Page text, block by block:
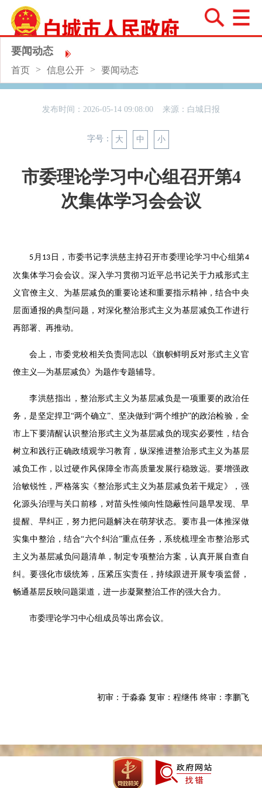
要闻动态
首页 > 信息公开 > 要闻动态
发布时间：2026-05-14 09:08:00 来源： 白城日报
字号： 大 中 小
市委理论学习中心组召开第4
次集体学习会会议
5 月 13 日，市委书记李洪慈主持召开市委理论学习中心组第4
次集体学习会会议。深入学习贯彻习近平总书记关于力戒形式主
义官僚主义、为基层减负的重要论述和重要指示精神，结合中央
层面通报的典型问题，对深化整治形式主义为基层减负工作进行
再部署、再推动。
会上，市委党校相关负责同志以《旗帜鲜明反对形式主义官
僚主义—为基层减负》为题作专题辅导。
李洪慈指出，整治形式主义为基层减负是一项重要的政治任
务，是坚定捍卫“两个确立”、坚决做到“两个维护”的政治检验，全
市上下要清醒认识整治形式主义为基层减负的现实必要性，结合
树立和践行正确政绩观学习教育，纵深推进整治形式主义为基层
减负工作，以过硬作风保障全市高质量发展行稳致远。要增强政
治敏锐性，严格落实《整治形式主义为基层减负若干规定》，强
化源头治理与关口前移，对苗头性倾向性隐蔽性问题早发现、早
提醒、早纠正，努力把问题解决在萌芽状态。要市县一体推深做
实集中整治，结合“六个纠治”重点任务，系统梳理全市整治形式
主义为基层减负问题清单，制定专项整治方案，认真开展自查自
纠。要强化市级统筹，压紧压实责任，持续跟进开展专项监督，
畅通基层反映问题渠道，进一步凝聚整治工作的强大合力。
市委理论学习中心组成员等出席会议。
初审：于淼淼 复审：程继伟 终审： 李鹏飞